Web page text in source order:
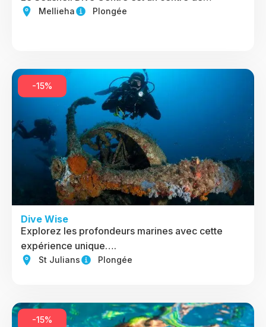
Mellieha Plongée
-15%
Dive Wise
Explorez les profondeurs marines avec cette
expérience unique….
St Julians Plongée
-15%